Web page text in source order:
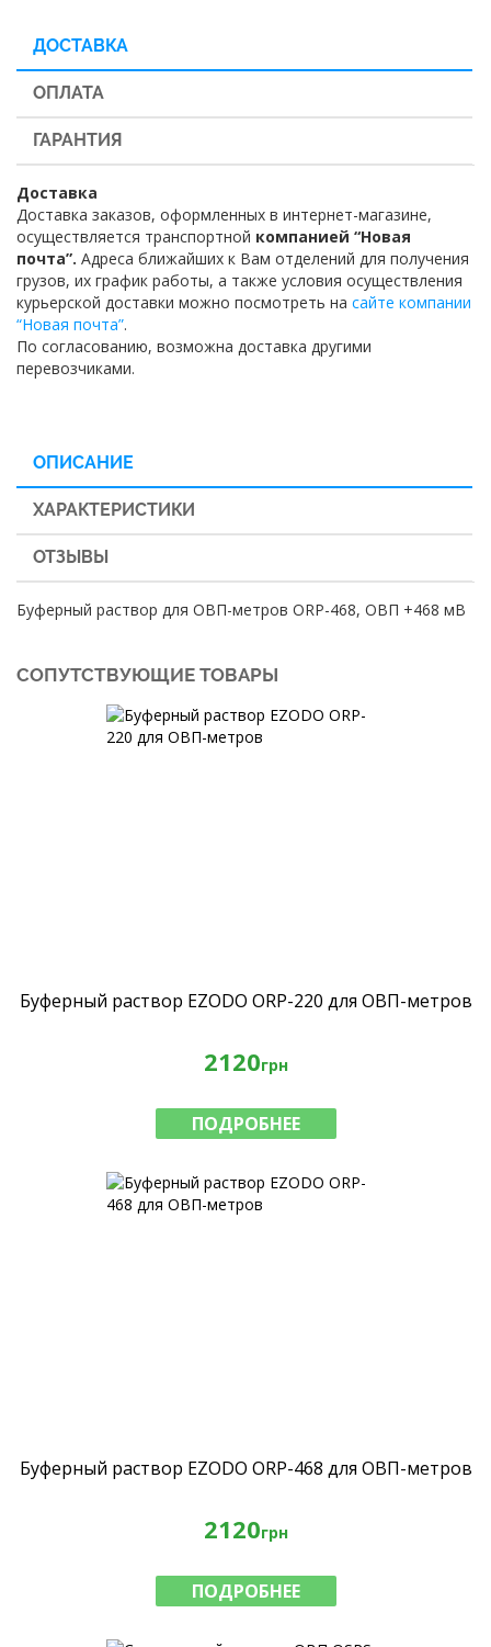
ДОСТАВКА
ОПЛАТА
ГАРАНТИЯ
Доставка
Доставка заказов, оформленных в интернет-магазине,
осуществляется транспортной компанией “Новая
почта”. Адреса ближайших к Вам отделений для получения
грузов, их график работы, а также условия осуществления
курьерской доставки можно посмотреть на сайте компании
“Новая почта”.
По согласованию, возможна доставка другими
перевозчиками.
ОПИСАНИЕ
ХАРАКТЕРИСТИКИ
ОТЗЫВЫ
Буферный раствор для ОВП-метров ORP-468, ОВП +468 мВ
СОПУТСТВУЮЩИЕ ТОВАРЫ
Буферный раствор EZODO ORP-220 для ОВП-метров
2120грн
ПОДРОБНЕЕ
Буферный раствор EZODO ORP-468 для ОВП-метров
2120грн
ПОДРОБНЕЕ